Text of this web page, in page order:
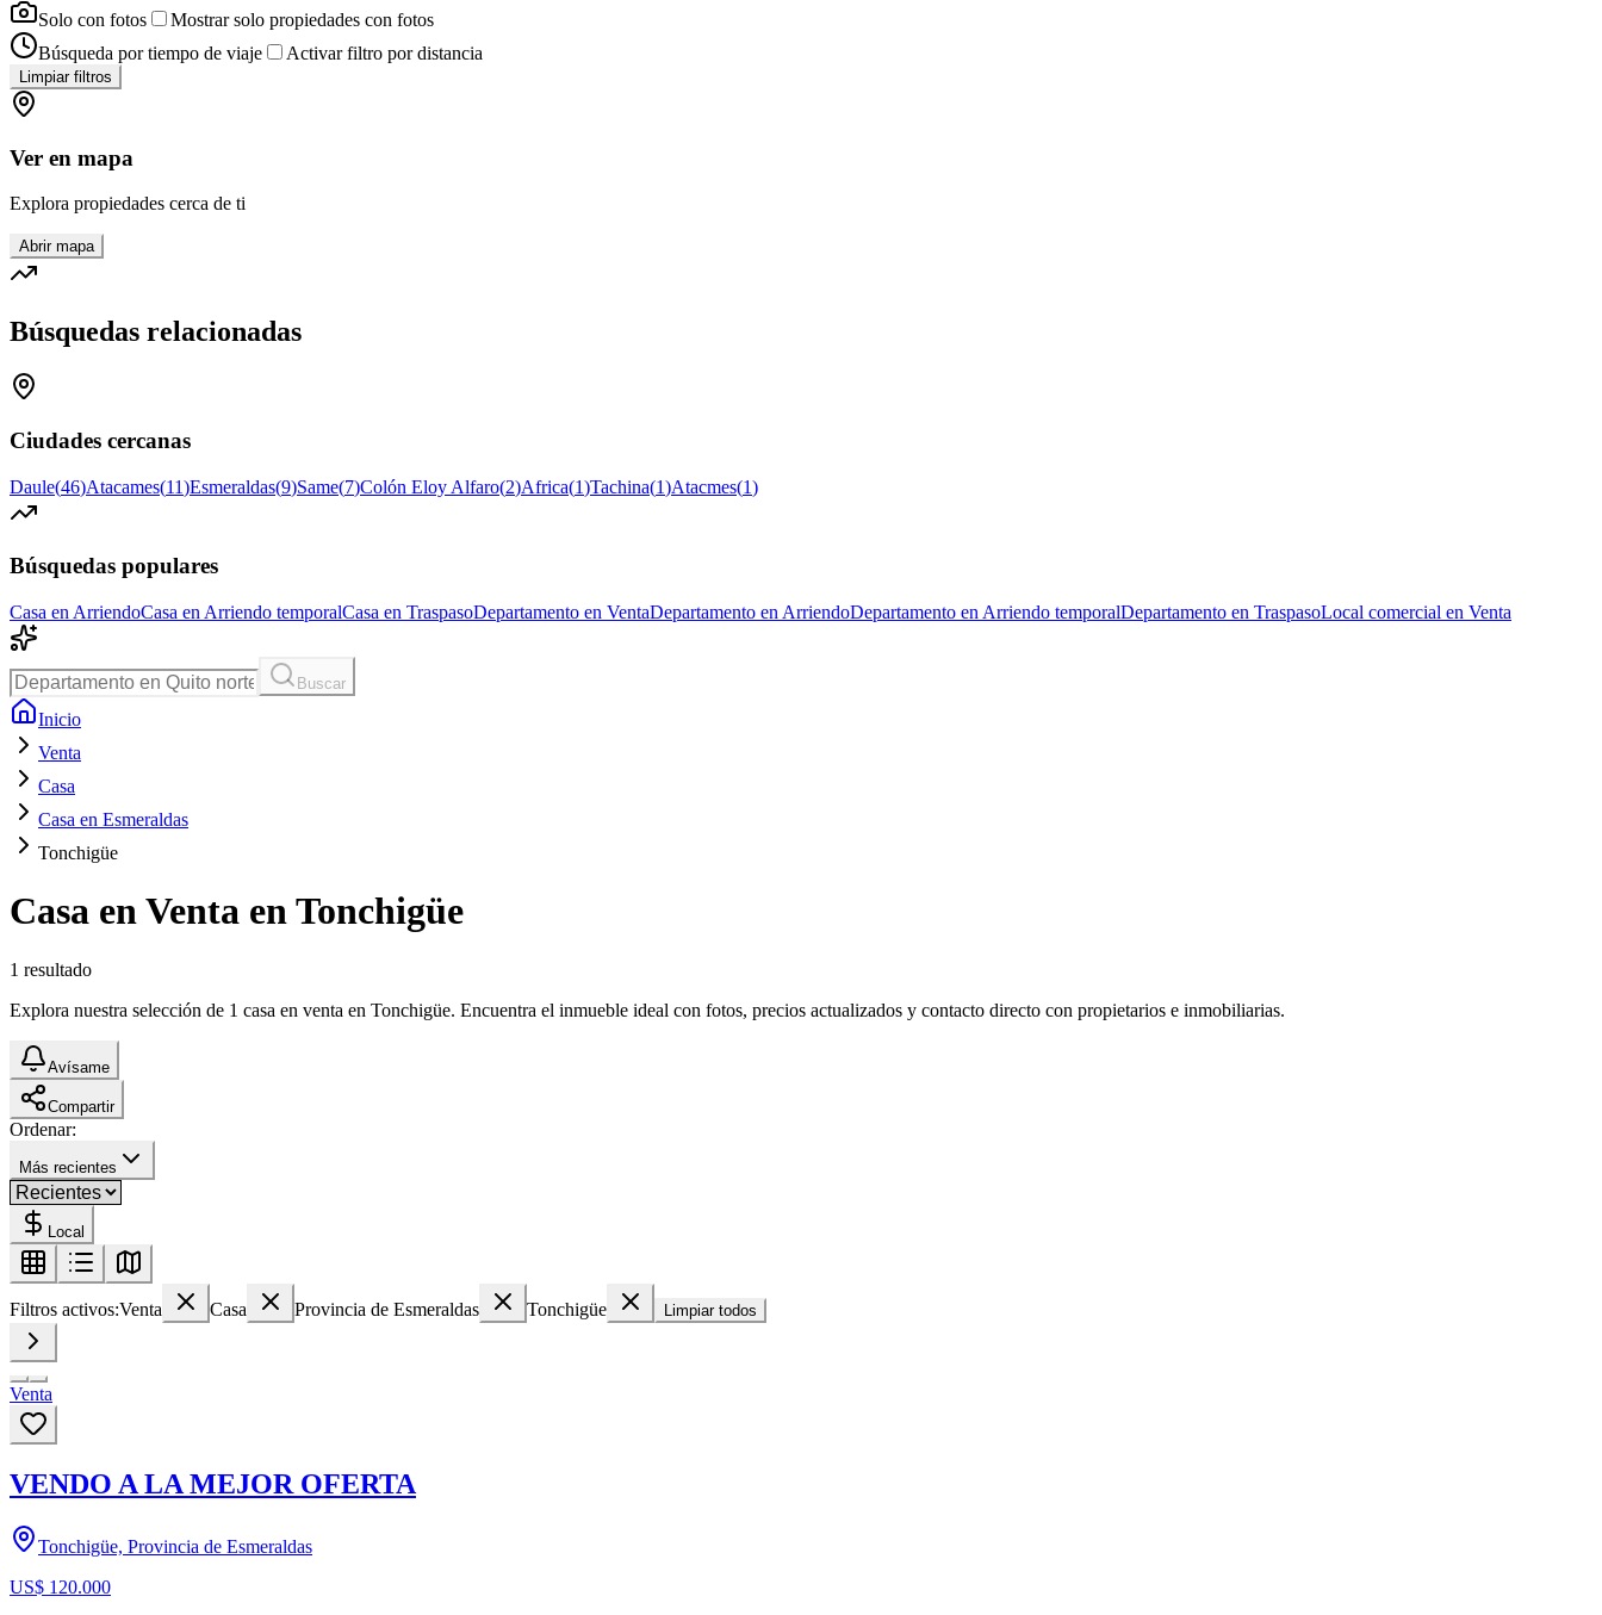
Solo con fotos
Mostrar solo propiedades con fotos
Búsqueda por tiempo de viaje
Activar filtro por distancia
Limpiar filtros
Ver en mapa
Explora propiedades cerca de ti
Abrir mapa
Búsquedas relacionadas
Ciudades cercanas
Daule(46)Atacames(11)Esmeraldas(9)Same(7)Colón Eloy Alfaro(2)Africa(1)Tachina(1)Atacmes(1)
Búsquedas populares
Casa en ArriendoCasa en Arriendo temporalCasa en TraspasoDepartamento en VentaDepartamento en ArriendoDepartamento en Arriendo temporalDepartamento en TraspasoLocal comercial en Venta
Buscar
Inicio
Venta
Casa
Casa en Esmeraldas
Tonchigüe
Casa en Venta en Tonchigüe
1 resultado
Explora nuestra selección de 1 casa en venta en Tonchigüe. Encuentra el inmueble ideal con fotos, precios actualizados y contacto directo con propietarios e inmobiliarias.
Avísame
Compartir
Ordenar:
Más recientes
Local
Filtros activos:Venta Casa Provincia de Esmeraldas Tonchigüe Limpiar todos
Venta
VENDO A LA MEJOR OFERTA
Tonchigüe, Provincia de Esmeraldas
US$ 120.000